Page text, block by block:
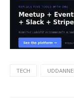
TECH